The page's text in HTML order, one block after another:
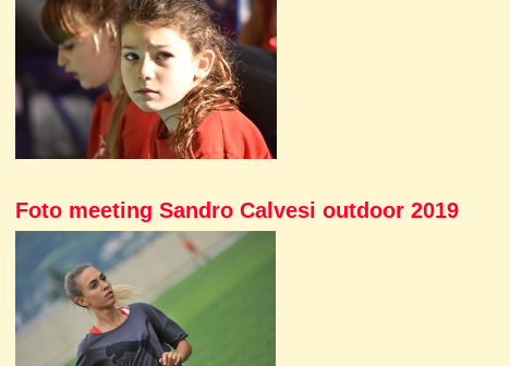
Foto meeting Sandro Calvesi outdoor 2019